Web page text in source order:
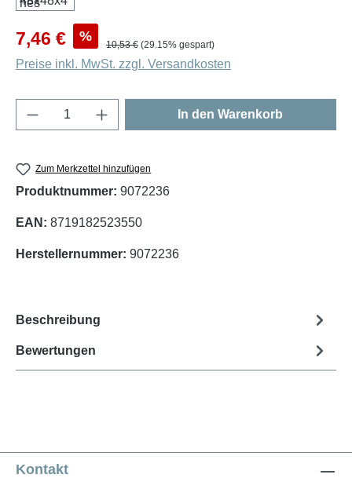
Verkaufspreis:
7,46 € % Regulärer Preis:
10,53 € (29.15% gespart)
Preise inkl. MwSt. zzgl. Versandkosten
Produkt Anzahl: Gib den gewünschten
In den Warenkorb
Zum Merkzettel hinzufügen
Produktnummer: 9072236
EAN: 8719182523550
Herstellernummer: 9072236
Beschreibung
Bewertungen
Kontakt